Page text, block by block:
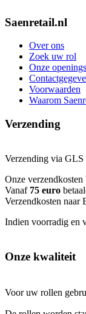
Saenretail.nl
Over ons
Zoek uw rol
Onze
Voorwaarden
Waarom
Verzending
Verzending via
Onze
Vanaf 75 euro
Verzendkosten naar
Indien voorradig en
Onze kwaliteit
Voor uw rollen